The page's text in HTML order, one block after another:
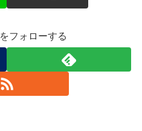
フォローする